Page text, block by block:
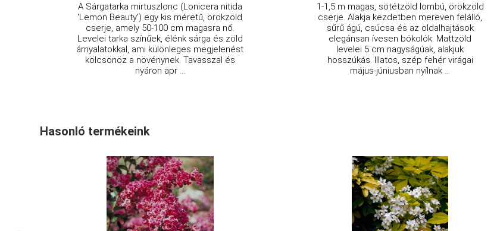
A Sárgatarka mirtuszlonc (Lonicera nitida
'Lemon Beauty') egy kis méretű, örökzöld
cserje, amely 50-100 cm magasra nő.
Levelei tarka színűek, élénk sárga és zöld
árnyalatokkal, ami különleges megjelenést
kölcsönöz a növénynek. Tavasszal és
nyáron apr ...
1-1,5 m magas, sötétzöld lombú, örökzöld
cserje. Alakja kezdetben mereven felálló,
sűrű ágú, csúcsa és az oldalhajtások
elegánsan ívesen bókolók. Mattzöld
levelei 5 cm nagyságúak, alakjuk
hosszúkás. Illatos, szép fehér virágai
május-júniusban nyílnak ...
Hasonló termékeink